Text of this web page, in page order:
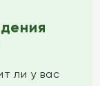
ли у вас